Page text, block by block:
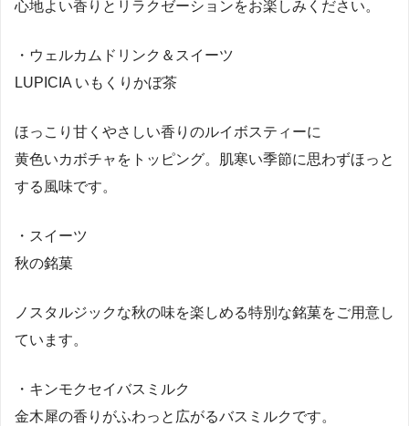
心地よい香りとリラクゼーションをお楽しみください。
・ウェルカムドリンク＆スイーツ
LUPICIA いもくりかぼ茶
ほっこり甘くやさしい香りのルイボスティーに
黄色いカボチャをトッピング。肌寒い季節に思わずほっと
する風味です。
・スイーツ
秋の銘菓
ノスタルジックな秋の味を楽しめる特別な銘菓をご用意し
ています。
・キンモクセイバスミルク
金木犀の香りがふわっと広がるバスミルクです。